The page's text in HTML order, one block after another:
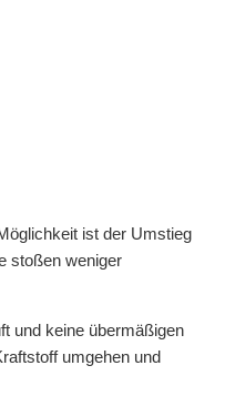
ist der Umstieg
stoßen weniger
und keine übermäßigen
umgehen und